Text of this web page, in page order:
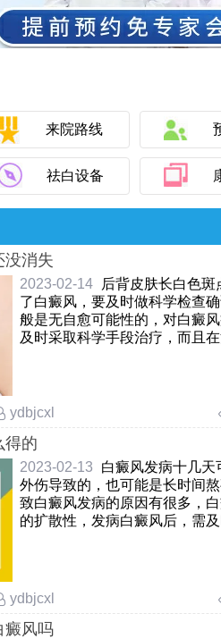
白癜风吗如何分辨
好，孩子能做吗？
号吗
片区分
才安全
全呢
哪些
白斑问题
疗才更有效
功吗
心是白癜风前兆
给宝宝？
，小孩白斑医院怎么治安全，孩
物可行吗
来院路线
祛白设备
没消失
2023-02-14
后背皮肤长白色斑
了白癜风，要及时做科学检查
般是无自愈可能性的，对白癜
及时采取科学手段治疗，而且
ydbjcxl
得的
2023-02-13
白癜风发病十几天
外伤导致的，也可能是长时间
致白癜风发病的原因有很多，
的扩散性，发病白癜风后，需
ydbjcxl
癜风吗